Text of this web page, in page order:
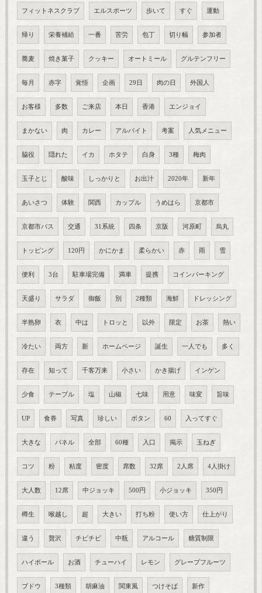
フィットネスクラブ エルスポーツ 歩いて すぐ 運動
帰り 栄養補給 一番 苦労 包丁 切り幅 参加者
蕎麦 焼き菓子 クッキー オートミール グルテンフリー
毎月 赤字 覚悟 企画 29日 肉の日 外国人
お客様 多数 ご来店 本日 香港 エンジョイ
まかない 肉 カレー アルバイト 考案 人気メニュー
脇役 隠れた イカ ホタテ 白身 3種 梅肉
玉子とじ 酸味 しっかりと お出汁 2020年 新年
あいさつ 体験 関西 カップル うめはら 京都市
京都市バス 交通 31系統 四条 京阪 河原町 烏丸
トッピング 120円 かにかま 柔らかい 赤 雨 雪
便利 3台 駐車場完備 満車 提携 コインパーキング
天盛り サラダ 御飯 別 2種類 海鮮 ドレッシング
半熟卵 衣 中は トロッと 以外 限定 お茶 熱い
冷たい 両方 新 ホームページ 誕生 一人でも 多く
存在 知って 千客万来 小さい かき揚げ インゲン
少食 テーブル 塩 山椒 七味 用意 味変 旨味
UP 食券 写真 珍しい ボタン 60 入ってすぐ
大きな パネル 全部 60種 入口 掲示 玉ねぎ
コツ 粉 粘度 密度 席数 32席 2人席 4人掛け
大人数 12席 中ジョッキ 500円 小ジョッキ 350円
樽生 喉越し 超 大きい 打ち粉 使い方 仕上がり
違う 贅沢 チビチビ 中瓶 アルコール 糖質制限
ハイボール お酒 チューハイ レモン グレープフルーツ
ブドウ 3種類 胡麻油 関東風 つけそば 新作